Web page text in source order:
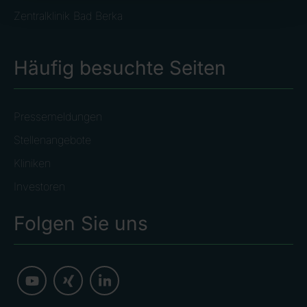
Zentralklinik Bad Berka
Häufig besuchte Seiten
Pressemeldungen
Stellenangebote
Kliniken
Investoren
Folgen Sie uns